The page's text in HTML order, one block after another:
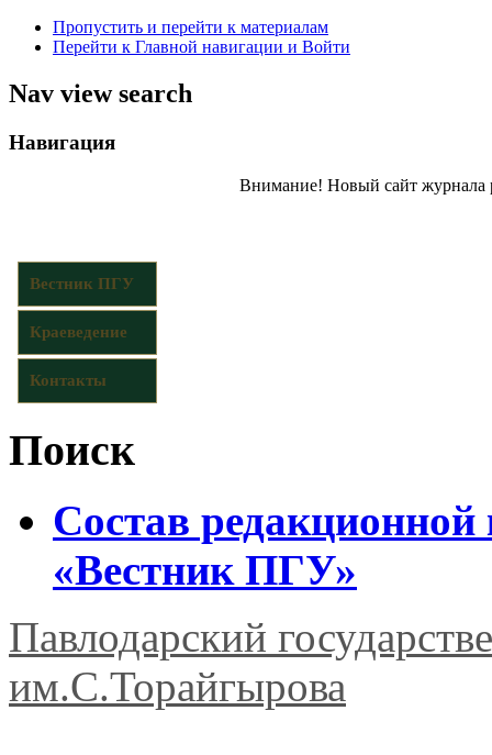
Пропустить и перейти к материалам
Перейти к Главной навигации и Войти
Nav view search
Навигация
Внимание! Новый сайт журнала
Вестник ПГУ
Краеведение
Контакты
Поиск
Состав
«Вестник ПГУ»
Павлодарский
им.С.Торайгырова